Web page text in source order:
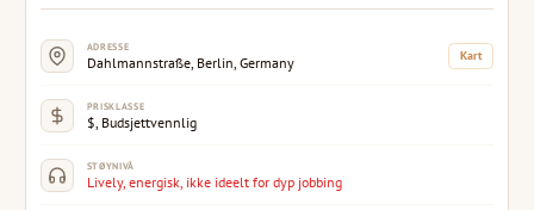
ADRESSE
Dahlmannstraße, Berlin, Germany Kart
PRISKLASSE
$, Budsjettvennlig
STØYNIVÅ
Lively, energisk, ikke ideelt for dyp jobbing